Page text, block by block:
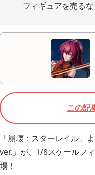
フィギュアを売るな
この記
「崩壊：スターレイル」
ver.」が、1/8スケールフ
場！